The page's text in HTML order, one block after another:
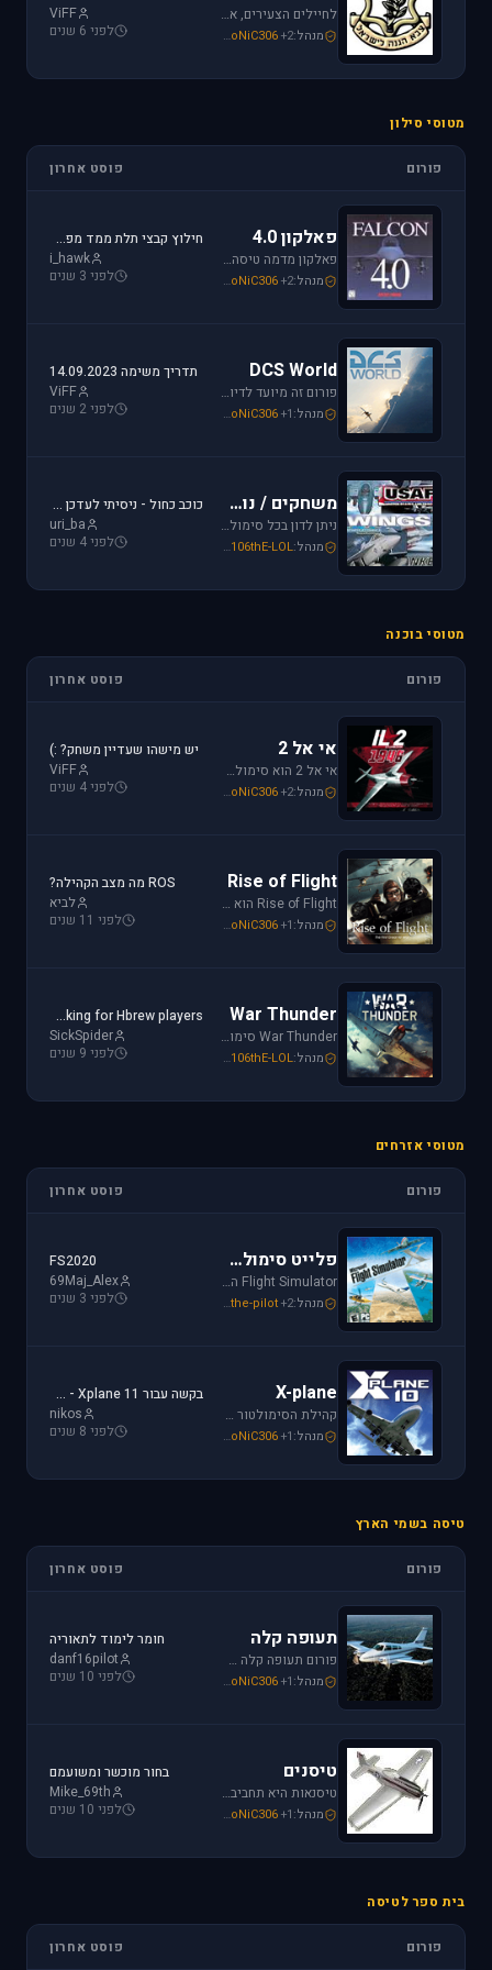
לחיילים הצעירים, אלו שעומדים ללבוש מדי זית ואלה שעדין קמים בבוקר לבית ספר, את כל הפרטים אודות הגיוס תמצאו כאן.
מנהל: loven SoNiC306+2
ViFF
לפני 6 שנים
מטוסי סילון
פורום פוסט אחרון
פאלקון 4.0
פאלקון מדמה טיסה בצורה ריאליסטית ומתקדמת במטוס ה-F-16. מתקשים? זקוקים לעזרה? רוצים לשתף תמונה או וידיאו מהטיסה שלכם ב- Falcon זהו הפורום המתאים.
מנהל: i_hawk SoNiC306+2
חילוץ קבצי תלת ממד מפאלקון
i_hawk
לפני 3 שנים
DCS World
פורום זה מיועד לדיון בסדרת הסימולטורים Digital Combat Simulator וכן בסדרת Lock On Modern Air Combat. מחפשים תמיכה? או סתם רוצים לשתף מידע ותמונות זהו המקום הנכון.
מנהל: SoNiC306+1
תדריך משימה 14.09.2023
ViFF
לפני 2 שנים
משחקים / נוסטלגיה
ניתן לדון בכל סימולטור טיסה או משחקים שאינם בגדר סימולטורים אשר אין להם פורום נפרד ובסימולטורים נוסטלגיים כגון: אף-15, אף-18, חיל האויר האמריקני, כוכב כחול - "חיל האויר הישראלי" וסטרייק פייטרס.
מנהל: Mike_69th ,106thE-LOL
כוכב כחול - ניסיתי לעדכן את לגירסה 1.1 וקיבלתי הודעת שגיאה.
uri_ba
לפני 4 שנים
מטוסי בוכנה
פורום פוסט אחרון
אי אל 2
אי אל 2 הוא סימולטור מלחמת העולם השניה מבית Oleg Maddox. טוס בספיטפייר ומוסטנג ושנה את ההיסטוריה במלחמות מעל שמי אירופה, צפון אפריקה והמזרח הרחוק.
מנהל: SoNiC306+2
יש מישהו שעדיין משחק? :)
ViFF
לפני 4 שנים
Rise of Flight
Rise of Flight הוא סימולטור מלחמת העולם הראשונה הטוב ביותר שיש! טוס בשמים הווירטואליים במטוסים האגדיים, Sopwith Camel, S.E.5a, Albatros D.Va וה-Fokker Dr.1 שטסו בהם אבירי מלחמת העולם. השמיים הווירטואליים צריכים אותך!
מנהל: Mike_69th SoNiC306+1
ROS מה מצב הקהילה?
לביא
לפני 11 שנים
War Thunder
War Thunder סימולטור טיסה קרבי השייך לתקופת מלחמת העולם השנייה, לכותר אפשרות לתפקד בקשת רחבה של רמות ריאליזם החל מאפשרות Arcade ועד לסימולטור של ממש.
מנהל: Mike_69th ,106thE-LOL
Looking for Hbrew players...
SickSpider
לפני 9 שנים
מטוסי אזרחים
פורום פוסט אחרון
פלייט סימולטור
Flight Simulator הוא סימולטור טיסה הפופולארי והריאליסטי ביותר בתחום התעופה האזרחית. שתף וקבל תמיכה עבור שדות תעופה, סינרים, צביעות ומטוסים עבור FSX ו-FS2004.
מנהל: Mike_69th ,the-pilot+2
FS2020
69Maj_Alex
לפני 3 שנים
X-plane
קהילת הסימולטור X-plane, סימולטור העתיד של התעופה האזרחית. בפורום תוכלו לקבל מידע ותמיכה. אז קדימה, תפסו את הג'ויסטיק והצטרפו לחוויה.
מנהל: Mike_69th SoNiC306+1
בקשה עבור Xplane 11 - צביעה של חברת ישראייר למטוס FF A320
nikos
לפני 8 שנים
טיסה בשמי הארץ
פורום פוסט אחרון
תעופה קלה
פורום תעופה קלה מתמחה בכל האפשרויות הקיימות: טייס ליום אחד, טיסה בשמי ישראל, חברות תעופה, בתי ספר לטיסה, רשיון טייס ואפילו טיסות רומנטיות.
מנהל: loven SoNiC306+1
חומר לימוד לתאוריה
danf16pilot
לפני 10 שנים
טיסנים
טיסנאות היא תחביב יקר, בואו לקבל תמיכה ומידע על טיסנים יד שניה, חנות טיסנים, טיסנים למתחילים וכמובן לשתף את החברים בחוויות. הצטרפו לפורום טיסנים!
מנהל: Iaf_Assaf SoNiC306+1
בחור מוכשר ומשועמם
Mike_69th
לפני 10 שנים
בית ספר לטיסה
פורום פוסט אחרון